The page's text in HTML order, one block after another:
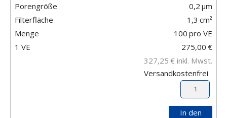
Porengröße
0,2 μm
Filterfläche
1,3 cm²
Menge
100 pro VE
1 VE
275,00 €
327,25 € inkl. Mwst.
Versandkostenfrei
In den